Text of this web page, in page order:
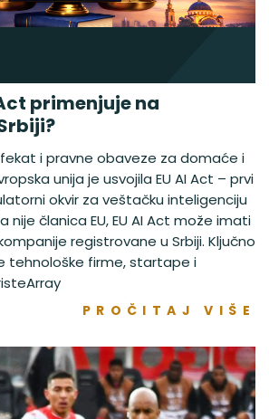
primenjuje na
i pravne obaveze za domaće i
unija je usvojila EU AI Act – prvi
okvir za veštačku inteligenciju
nije članica EU, EU AI Act može imati
registrovane u Srbiji. Ključno
tehnološke firme, startape i
PROČITAJ VIŠE